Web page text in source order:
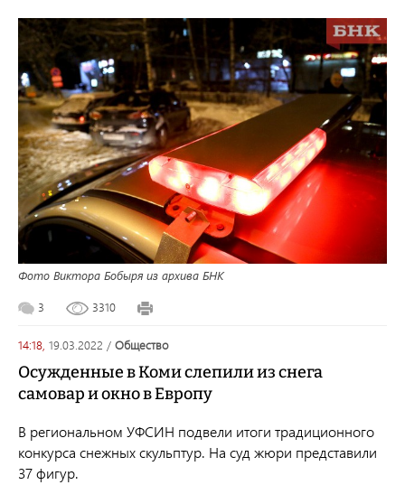
Фото Виктора Бобыря из архива БНК
3 3310
14:18, 19.03.2022 / общество
Осужденные в Коми слепили из снега
самовар и окно в Европу
В региональном УФСИН подвели итоги традиционного
конкурса снежных скульптур. На суд жюри представили
37 фигур.